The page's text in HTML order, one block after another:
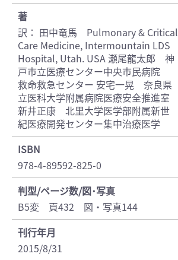
著
訳： 田中竜馬 Pulmonary & Critical
Care Medicine, Intermountain LDS
Hospital, Utah. USA 瀬尾龍太郎 神
戸市立医療センター中央市民病院
救命救急センター 安宅一晃 奈良県
立医科大学附属病院医療安全推進室
新井正康 北里大学医学部附属新世
紀医療開発センター集中治療医学
ISBN
978-4-89592-825-0
判型/ページ数/図･写真
B5変 頁432 図・写真144
刊行年月
2015/8/31